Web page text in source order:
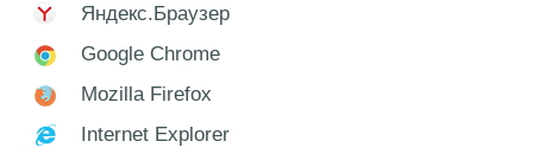
Яндекс.Браузер
Google Chrome
Mozilla Firefox
Internet Explorer